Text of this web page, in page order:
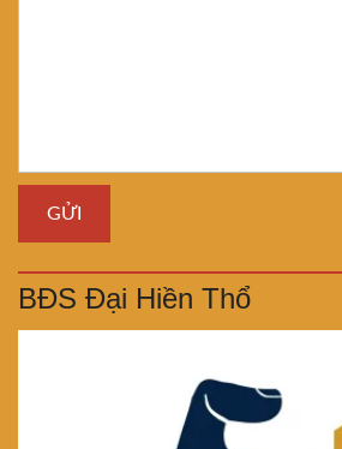
BĐS Đại Hiền Thổ